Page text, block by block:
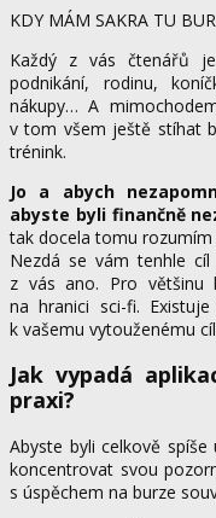
KDY MÁM SAKRA TU
Každý z vás čtenářů
podnikání, rodinu,
nákupy… A
v tom všem ještě stíhat
trénink.
Jo a abych
abyste byli finančně
tak docela tomu rozumím
Nezdá se vám tenhle
z vás ano. Pro většinu
na hranici sci-fi.
k vašemu vytouženému
Jak vypadá
praxi?
Abyste byli celkově
koncentrovat svou
s úspěchem na burze